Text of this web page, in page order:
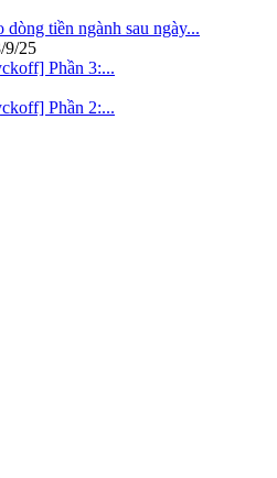
dòng tiền ngành sau ngày...
9/25
Phần 3:...
Phần 2:...